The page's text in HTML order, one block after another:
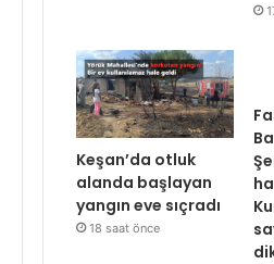
Keşan’da otluk
alanda başlayan
yangın eve sıçradı
18 saat önce